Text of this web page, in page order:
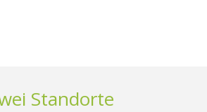
Standorte